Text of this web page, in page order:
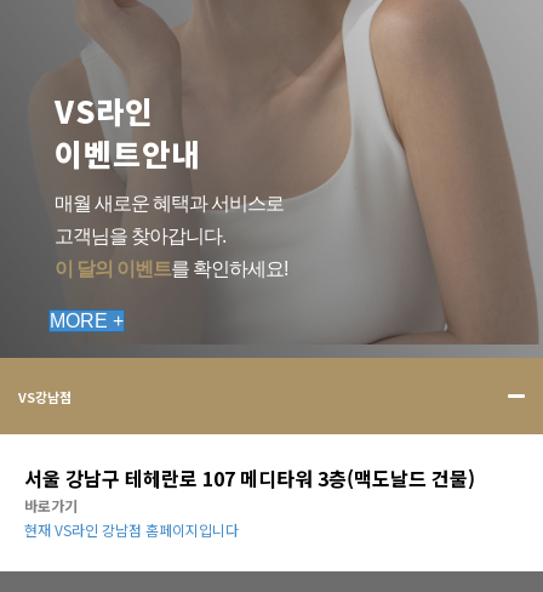
VS라인
이벤트안내
매월 새로운 혜택과 서비스로
고객님을 찾아갑니다.
이 달의 이벤트를 확인하세요!
MORE +
VS강남점
서울 강남구 테헤란로 107 메디타워 3층(맥도날드 건물)
바로가기
현재 VS라인 강남점 홈페이지입니다